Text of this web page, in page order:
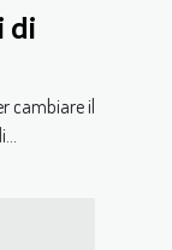
di
cambiare il